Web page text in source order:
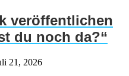
veröffentlichen
du noch da?“
21, 2026